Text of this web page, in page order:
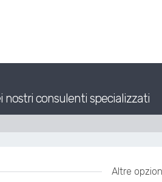
nostri consulenti specializzati
Altre